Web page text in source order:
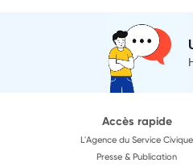
Accès rapide
L'Agence du Service Civique
Presse & Publication